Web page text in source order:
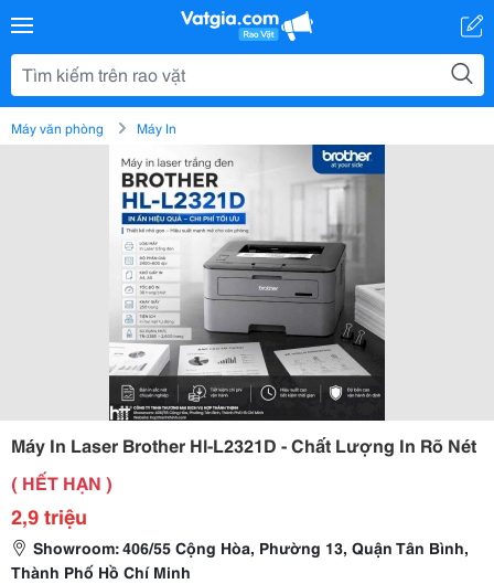
Máy văn phòng Máy In
Máy In Laser Brother Hl-L2321D - Chất Lượng In Rõ Nét
( HẾT HẠN )
2,9 triệu
Showroom: 406/55 Cộng Hòa, Phường 13, Quận Tân Bình,
Thành Phố Hồ Chí Minh